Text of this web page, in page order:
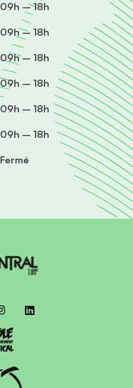
09h – 18h
09h – 18h
09h – 18h
09h – 18h
09h – 18h
09h – 18h
Fermé